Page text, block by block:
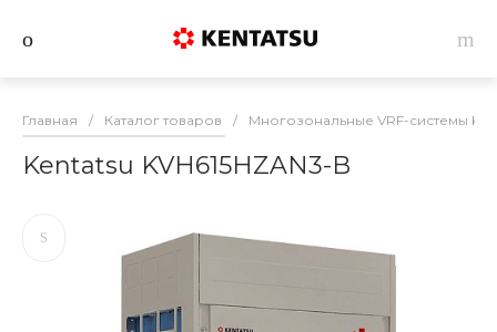
Главная / Каталог товаров / Многозональные VRF-системы
Kentatsu KVH615HZAN3-B